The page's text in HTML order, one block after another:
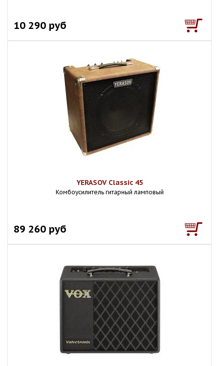
10 290 руб
YERASOV Classic 45
Комбоусилитель гитарный ламповый
89 260 руб